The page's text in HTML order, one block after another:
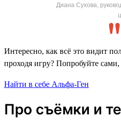
Диана Сухова,
Интересно, как всё это видит
проходя игру? Попробуйте сами,
Найти в себе Альфа-Ген
Про съёмки и